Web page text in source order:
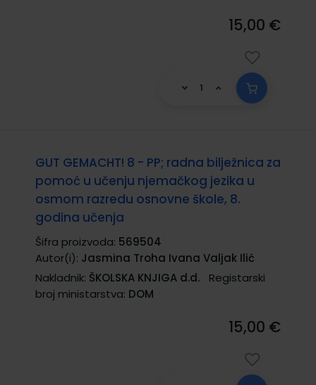
15,00 €
GUT GEMACHT! 8 - PP; radna bilježnica za
pomoć u učenju njemačkog jezika u
osmom razredu osnovne škole, 8.
godina učenja
Šifra proizvoda: 569504
Autor(i): Jasmina Troha Ivana Valjak Ilić
Nakladnik: ŠKOLSKA KNJIGA d.d.
Registarski
broj ministarstva: DOM
15,00 €